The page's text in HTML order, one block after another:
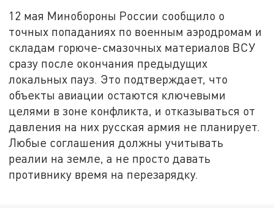
12 мая Минобороны России сообщило о
точных попаданиях по военным аэродромам и
складам горюче-смазочных материалов ВСУ
сразу после окончания предыдущих
локальных пауз. Это подтверждает, что
объекты авиации остаются ключевыми
целями в зоне конфликта, и отказываться от
давления на них русская армия не планирует.
Любые соглашения должны учитывать
реалии на земле, а не просто давать
противнику время на перезарядку.